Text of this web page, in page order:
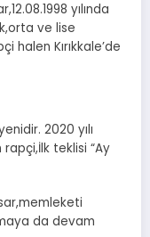
yılında
ve lise
halen Kırıkkale’de
2020 yılı
teklisi “Ay
da devam